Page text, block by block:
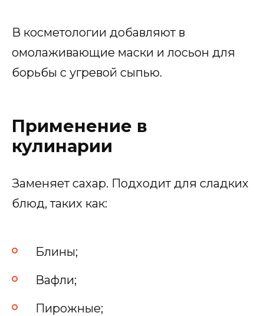
В косметологии добавляют в
омолаживающие маски и лосьон для
борьбы с угревой сыпью.
Применение в
кулинарии
Заменяет сахар. Подходит для сладких
блюд, таких как:
Блины;
Вафли;
Пирожные;